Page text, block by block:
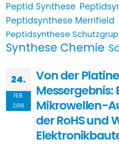
Peptid Synthese
Peptidsynthese Merrifield
Peptidsynthese
Synthese Chemie
24.
FEB.
2016
Von der
Messergebnis:
Mikrowellen-
der RoHS und